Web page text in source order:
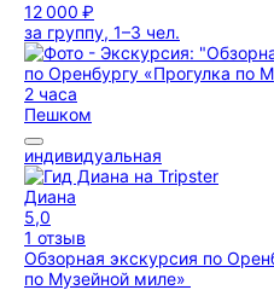
12 000 ₽
за группу, 1–3 чел.
2 часа
Пешком
индивидуальная
Диана
5,0
1 отзыв
Обзорная экскурсия по
по Музейной миле»